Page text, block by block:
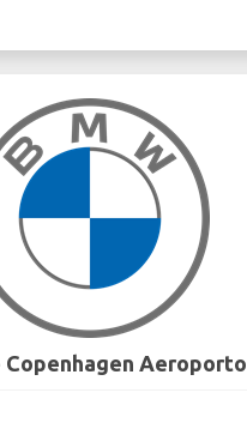
Copenhagen Aeroporto